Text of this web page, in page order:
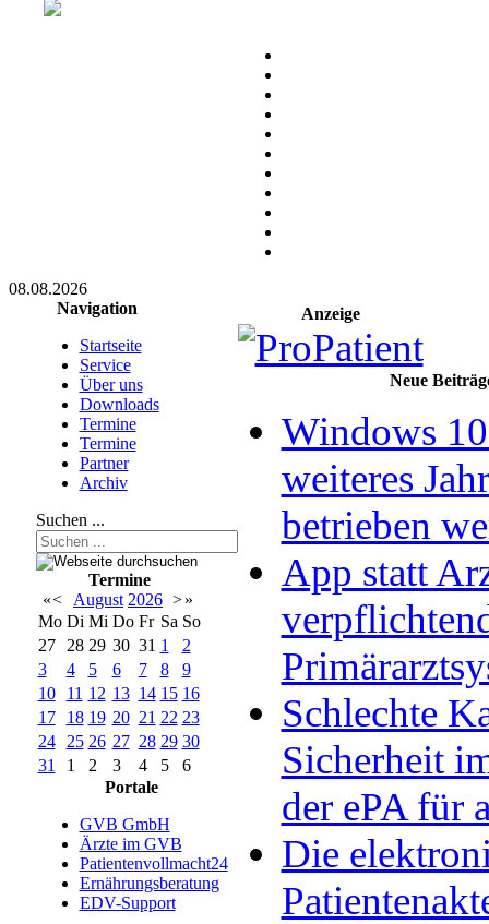
08.08.2026
Navigation
Startseite
Service
Über uns
Downloads
Termine
Termine
Partner
Archiv
Suchen ...
Termine
«< August 2026 >»
Mo Di Mi Do Fr Sa So
27
28 29 30 31 1
2
3
4 5 6 7 8
9
10
11 12 13 14 15 16
17
18 19 20 21 22 23
24
25 26 27 28 29 30
31
1 2 3 4 5
6
Portale
GVB GmbH
Ärzte im GVB
Patientenvollmacht24
Ernährungsberatung
EDV-Support
Anzeige
Neue
Windows
weiteres
betrieben
App statt
Schlechte
Sicherheit
der ePA für
Die